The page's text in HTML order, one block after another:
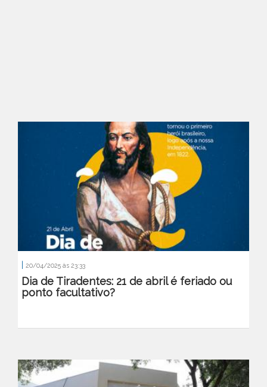
20/04/2025 às 23:33
Dia de Tiradentes: 21 de abril é feriado ou
ponto facultativo?